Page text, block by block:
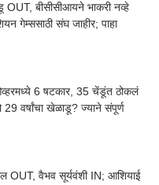
OUT, बीसीसीआयने भाकरी नव्हे
गेम्ससाठी संघ जाहीर; पाहा
6 षटकार, 35 चेंडूंत ठोकलं
वर्षांचा खेळाडू? ज्याने संपूर्ण
OUT, वैभव सूर्यवंशी IN; आशियाई